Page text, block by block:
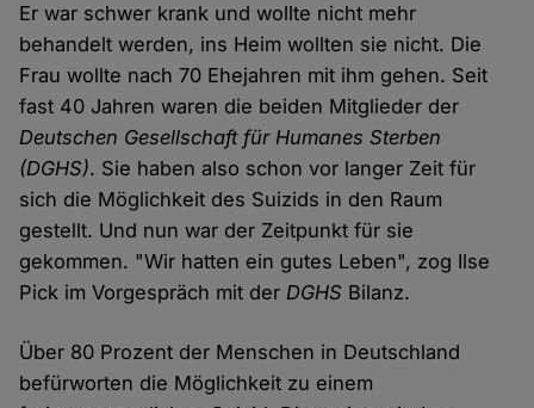
Er war schwer krank und wollte nicht mehr
behandelt werden, ins Heim wollten sie nicht. Die
Frau wollte nach 70 Ehejahren mit ihm gehen. Seit
fast 40 Jahren waren die beiden Mitglieder der
Deutschen Gesellschaft für Humanes Sterben
(DGHS). Sie haben also schon vor langer Zeit für
sich die Möglichkeit des Suizids in den Raum
gestellt. Und nun war der Zeitpunkt für sie
gekommen. "Wir hatten ein gutes Leben", zog Ilse
Pick im Vorgespräch mit derDGHS Bilanz.
Über 80 Prozent der Menschen in Deutschland
befürworten die Möglichkeit zu einem